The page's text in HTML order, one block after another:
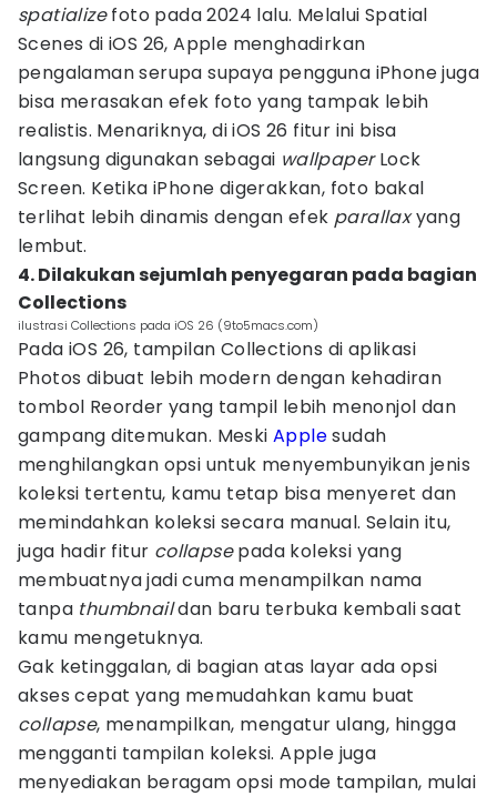
spatializefoto pada 2024 lalu. Melalui Spatial
Scenes di iOS 26, Apple menghadirkan
pengalaman serupa supaya pengguna iPhone juga
bisa merasakan efek foto yang tampak lebih
realistis. Menariknya, di iOS 26 fitur ini bisa
langsung digunakan sebagai wallpaperLock
Screen. Ketika iPhone digerakkan, foto bakal
terlihat lebih dinamis dengan efek parallaxyang
lembut.
4. Dilakukan sejumlah penyegaran pada bagian
Collections
ilustrasi Collections pada iOS 26 (9to5macs.com)
Pada iOS 26, tampilan Collections di aplikasi
Photos dibuat lebih modern dengan kehadiran
tombol Reorder yang tampil lebih menonjol dan
gampang ditemukan. Meski Applesudah
menghilangkan opsi untuk menyembunyikan jenis
koleksi tertentu, kamu tetap bisa menyeret dan
memindahkan koleksi secara manual. Selain itu,
juga hadir fitur collapsepada koleksi yang
membuatnya jadi cuma menampilkan nama
tanpa thumbnaildan baru terbuka kembali saat
kamu mengetuknya.
Gak ketinggalan, di bagian atas layar ada opsi
akses cepat yang memudahkan kamu buat
collapse, menampilkan, mengatur ulang, hingga
mengganti tampilan koleksi. Apple juga
menyediakan beragam opsi mode tampilan, mulai